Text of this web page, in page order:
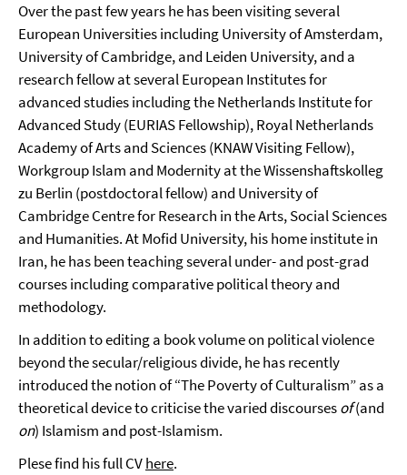
Over the past few years he has been visiting several
European Universities including University of Amsterdam,
University of Cambridge, and Leiden University, and a
research fellow at several European Institutes for
advanced studies including the Netherlands Institute for
Advanced Study (EURIAS Fellowship), Royal Netherlands
Academy of Arts and Sciences (KNAW Visiting Fellow),
Workgroup Islam and Modernity at the Wissenshaftskolleg
zu Berlin (postdoctoral fellow) and University of
Cambridge Centre for Research in the Arts, Social Sciences
and Humanities. At Mofid University, his home institute in
Iran, he has been teaching several under- and post-grad
courses including comparative political theory and
methodology.
In addition to editing a book volume on political violence
beyond the secular/religious divide, he has recently
introduced the notion of “The Poverty of Culturalism” as a
theoretical device to criticise the varied discoursesof(and
on) Islamism and post-Islamism.
Plese find his full CVhere.